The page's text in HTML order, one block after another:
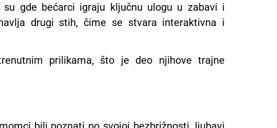
gde bećarci igraju ključnu ulogu u zabavi i
drugi stih, čime se stvara interaktivna i
prilikama, što je deo njihove trajne